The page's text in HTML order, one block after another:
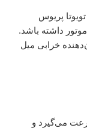
پریوس
داشته باشد.
خرابی میل
می‌گیرد و